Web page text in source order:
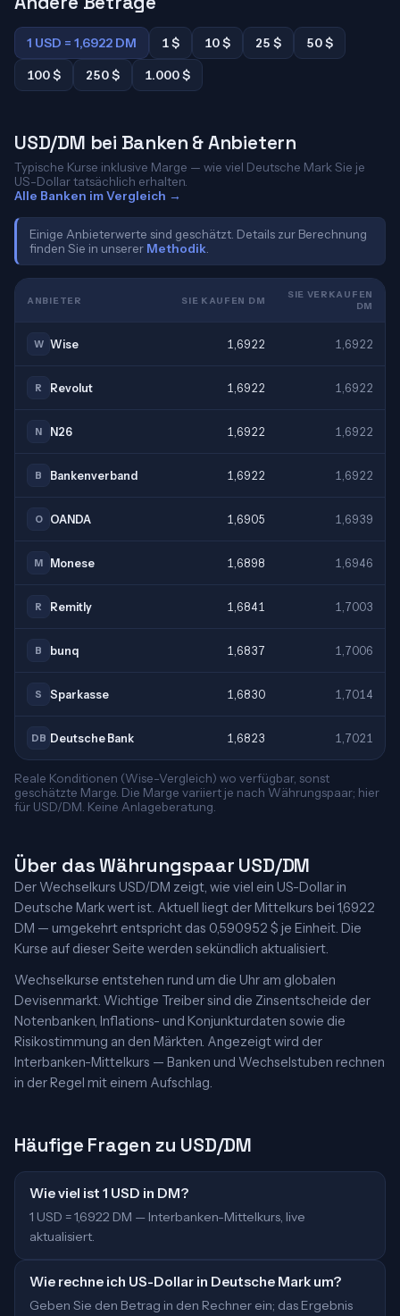
1 USD = 1,6922 DM 1 $ 10 $ 25 $
50 $
100 $
250 $ 1.000 $
USD/DM bei Banken & Anbietern
Typische Kurse inklusive Marge — wie viel Deutsche Mark Sie je
US-Dollar tatsächlich erhalten.
Alle Banken im Vergleich →
Einige Anbieterwerte sind geschätzt. Details zur Berechnung
finden Sie in unserer Methodik
ANBIETER SIE KAUFEN DM
SIE VERKAUFEN
DM
W Wise 1,6922 1,6922
R Revolut 1,6922 1,6922
N N26 1,6922 1,6922
B Bankenverband 1,6922 1,6922
O OANDA 1,6905 1,6939
M Monese 1,6898 1,6946
R Remitly 1,6841 1,7003
B bunq 1,6837 1,7006
S Sparkasse 1,6830 1,7014
DB Deutsche Bank 1,6823 1,7021
Reale Konditionen (Wise-Vergleich) wo verfügbar, sonst
geschätzte Marge. Die Marge variiert je nach Währungspaar; hier
für USD/DM. Keine Anlageberatung.
Über das Währungspaar USD/DM
Der Wechselkurs USD/DM zeigt, wie viel ein US-Dollar in
Deutsche Mark wert ist. Aktuell liegt der Mittelkurs bei 1,6922
DM — umgekehrt entspricht das 0,590952 $ je Einheit. Die
Kurse auf dieser Seite werden sekündlich aktualisiert.
Wechselkurse entstehen rund um die Uhr am globalen
Devisenmarkt. Wichtige Treiber sind die Zinsentscheide der
Notenbanken, Inflations- und Konjunkturdaten sowie die
Risikostimmung an den Märkten. Angezeigt wird der
Interbanken-Mittelkurs — Banken und Wechselstuben rechnen
in der Regel mit einem Aufschlag.
Häufige Fragen zu USD/DM
Wie viel ist 1 USD in DM?
1 USD = 1,6922 DM — Interbanken-Mittelkurs, live
aktualisiert.
Wie rechne ich US-Dollar in Deutsche Mark um?
Geben Sie den Betrag in den Rechner ein; das Ergebnis